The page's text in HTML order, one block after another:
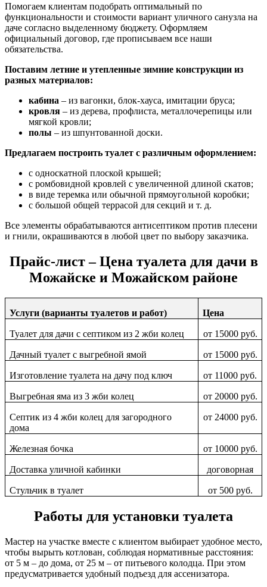
Помогаем клиентам подобрать оптимальный по
функциональности и стоимости вариант уличного санузла на
даче согласно выделенному бюджету. Оформляем
официальный договор, где прописываем все наши
обязательства.
Поставим летние и утепленные зимние конструкции из
разных материалов:
кабина – из вагонки, блок-хауса, имитации бруса;
кровля – из дерева, профлиста, металлочерепицы или
мягкой кровли;
полы – из шпунтованной доски.
Предлагаем построить туалет с различным оформлением:
с односкатной плоской крышей;
с ромбовидной кровлей с увеличенной длиной скатов;
в виде теремка или обычной прямоугольной коробки;
с большой общей террасой для секций и т. д.
Все элементы обрабатываются антисептиком против плесени
и гнили, окрашиваются в любой цвет по выбору заказчика.
Прайс-лист – Цена туалета для дачи в
Можайске и Можайском районе
Услуги (варианты туалетов и работ) Цена
Туалет для дачи с септиком из 2 жби колец от 15000 руб.
Дачный туалет с выгребной ямой от 15000 руб.
Изготовление туалета на дачу под ключ от 11000 руб.
Выгребная яма из 3 жби колец от 20000 руб.
Септик из 4 жби колец для загородного
дома
от 24000 руб.
Железная бочка от 10000 руб.
Доставка уличной кабинки договорная
Стульчик в туалет от 500 руб.
Работы для установки туалета
Мастер на участке вместе с клиентом выбирает удобное место,
чтобы вырыть котлован, соблюдая нормативные расстояния:
от 5 м – до дома, от 25 м – от питьевого колодца. При этом
предусматривается удобный подъезд для ассенизатора.